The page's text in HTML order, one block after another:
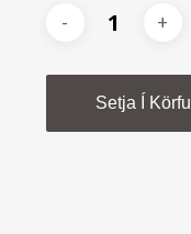
Setja Í Körfu